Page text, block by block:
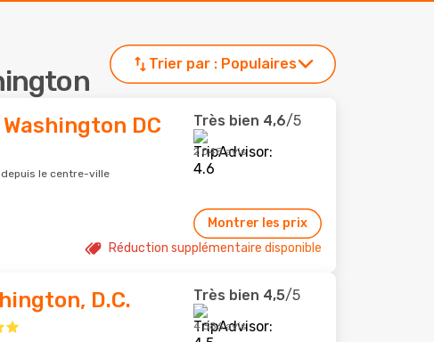
Trier par : Populaires
DC
depuis le centre-ville
Très bien 4,6/5
2 048 avis
Montrer les prix
Réduction supplémentaire disponible
D.C.
Très bien 4,5/5
4 386 avis